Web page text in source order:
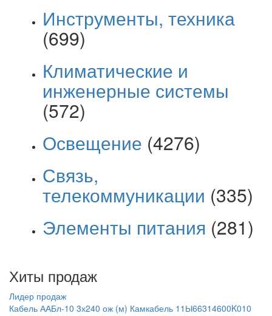
Инструменты, техника
(699)
Климатические и
инженерные системы
(572)
Освещение (4276)
Связь,
телекоммуникации (335)
Элементы питания (281)
Хиты продаж
Лидер продаж
Кабель ААБл-10 3х240 ож (м) Камкабель 11Ы66314600K010